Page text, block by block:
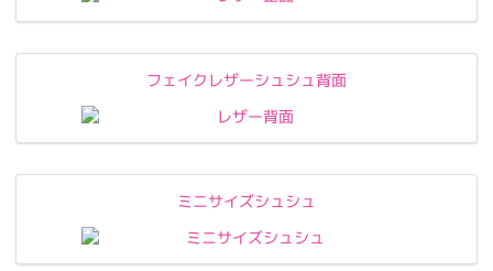
フェイクレザーシュシュ背面
ミニサイズシュシュ